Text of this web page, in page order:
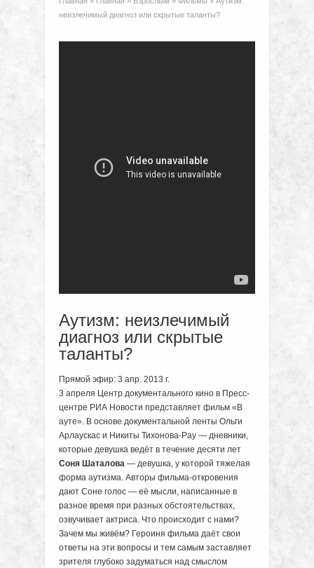
неизлечимый диагноз или скрытые таланты?
Аутизм: неизлечимый
диагноз или скрытые
таланты?
Прямой эфир: 3 апр. 2013 г.
3 апреля Центр документального кино в Пресс-
центре РИА Новости представляет фильм «В
ауте». В основе документальной ленты Ольги
Арлаускас и Никиты Тихонова-Рау — дневники,
которые девушка ведёт в течение десяти лет
Соня Шаталова — девушка, у которой тяжелая
форма аутизма. Авторы фильма-откровения
дают Соне голос — её мысли, написанные в
разное время при разных обстоятельствах,
озвучивает актриса. Что происходит с нами?
Зачем мы живём? Героиня фильма даёт свои
ответы на эти вопросы и тем самым заставляет
зрителя глубоко задуматься над смыслом